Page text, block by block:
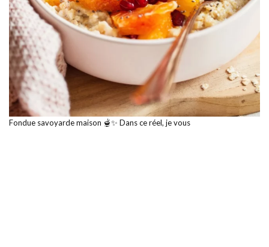
Fondue savoyarde maison 🫕✨ Dans ce réel, je vous